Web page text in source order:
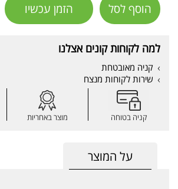
הוסף לסל הזמן עכשיו
למה לקוחות קונים אצלנו
קניה מאובטחת
שירות לקוחות מנצח
קניה בטוחה מוצר באחריות
על המוצר